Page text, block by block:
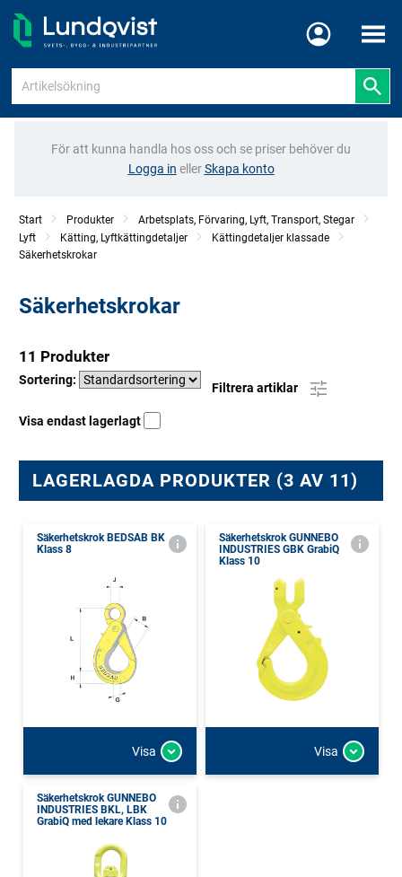
Meny
För att kunna handla hos oss och se priser behöver du
Logga in ellerSkapa konto
Start Produkter
Arbetsplats, Förvaring, Lyft, Transport, Stegar
Lyft
Kätting, Lyftkättingdetaljer
Kättingdetaljer klassade
Säkerhetskrokar
Säkerhetskrokar
11 Produkter
Sortering:
Filtrera artiklar
Visa endast lagerlagt
LAGERLAGDA PRODUKTER (3 AV 11)
Säkerhetskrok BEDSAB BK
Klass 8
Visa
Säkerhetskrok GUNNEBO
INDUSTRIES GBK GrabiQ
Klass 10
Visa
Säkerhetskrok GUNNEBO
INDUSTRIES BKL, LBK
GrabiQ med lekare Klass 10